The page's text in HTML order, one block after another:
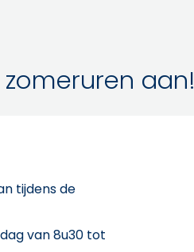
aan!
tijdens de
van 8u30 tot